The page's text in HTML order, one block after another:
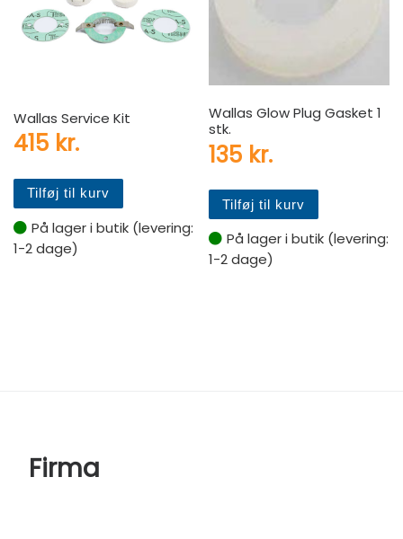
Wallas Service Kit
415 kr.
Tilføj til kurv
På lager i butik (levering:
1-2 dage)
Wallas Glow Plug Gasket 1
stk.
135 kr.
Tilføj til kurv
På lager i butik (levering:
1-2 dage)
Firma